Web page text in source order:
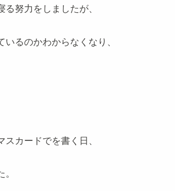
努力をしましたが、
るのかわからなくなり、
カードでを書く日、